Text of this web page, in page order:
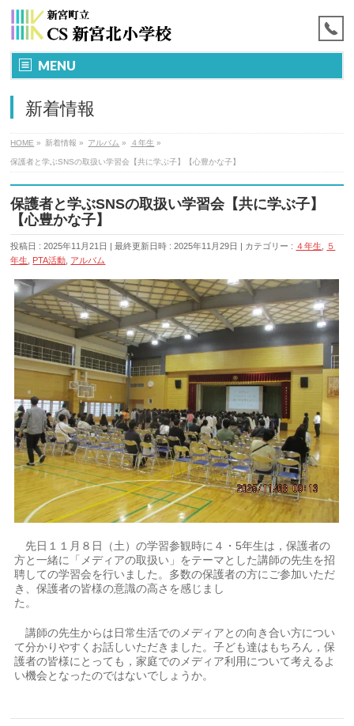
MENU
新着情報
HOME » 新着情報 » アルバム » ４年生 »
保護者と学ぶSNSの取扱い学習会【共に学ぶ子】【心豊かな子】
保護者と学ぶSNSの取扱い学習会【共に学ぶ子】
【心豊かな子】
投稿日 : 2025年11月21日 最終更新日時 : 2025年11月29日 カテゴリー : ４年生
５
年生
PTA活動 アルバム
先日１１月８日（土）の学習参観時に４・5年生は，保護者の
方と一緒に「メディアの取扱い」をテーマとした講師の先生を招
聘しての学習会を行いました。多数の保護者の方にご参加いただ
き、保護者の皆様の意識の高さを感じまし
た。
講師の先生からは日常生活でのメディアとの向き合い方につい
て分かりやすくお話しいただきました。子ども達はもちろん，保
護者の皆様にとっても，家庭でのメディア利用について考えるよ
い機会となったのではないでしょうか。